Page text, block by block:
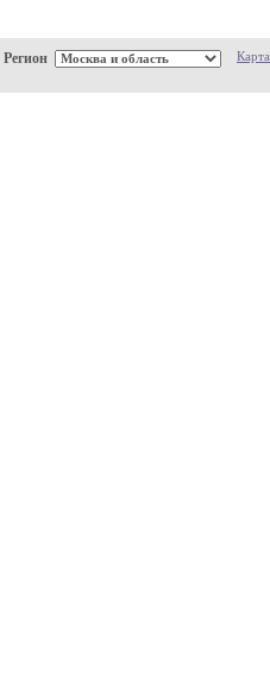
Регион Карта